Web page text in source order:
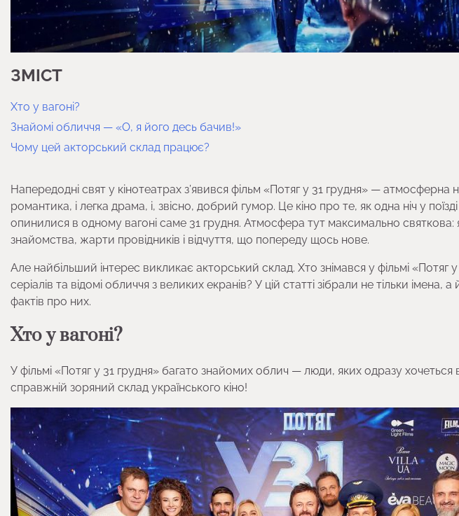
ЗМІСТ
Хто у вагоні?
Знайомі обличчя — «О, я його десь бачив!»
Чому цей акторський склад працює?
Напередодні свят у кінотеатрах з’явився фільм «Потяг у 31 грудня» — атмосферна
романтика, і легка драма, і, звісно, добрий гумор. Це кіно про те, як одна ніч у
опинилися в одному вагоні саме 31 грудня. Атмосфера тут максимально святкова:
знайомства, жарти провідників і відчуття, що попереду щось нове.
Але найбільший інтерес викликає акторський склад. Хто знімався у фільмі «Потяг
серіалів та відомі обличчя з великих екранів? У цій статті зібрали не тільки імена,
фактів про них.
Хто у вагоні?
У фільмі «Потяг у 31 грудня» багато знайомих облич — люди, яких одразу хочеться
справжній зоряний склад українського кіно!